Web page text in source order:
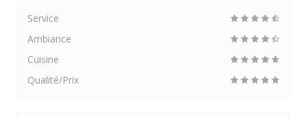
Service
Ambiance
Cuisine
Qualité/Prix